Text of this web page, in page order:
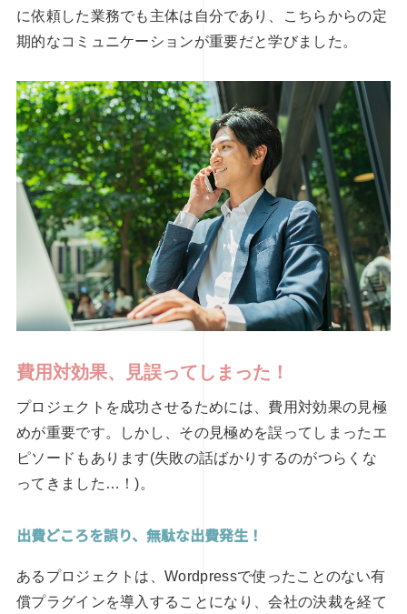
に依頼した業務でも主体は自分であり、こちらからの定
期的なコミュニケーションが重要だと学びました。
費用対効果、見誤ってしまった！
プロジェクトを成功させるためには、費用対効果の見極
めが重要です。しかし、その見極めを誤ってしまったエ
ピソードもあります(失敗の話ばかりするのがつらくな
ってきました…！)。
出費どころを誤り、無駄な出費発生！
あるプロジェクトは、Wordpressで使ったことのない有
償プラグインを導入することになり、会社の決裁を経て